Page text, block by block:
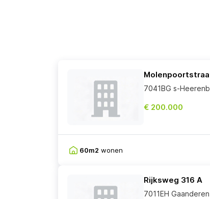
7041BG s-
€ 200.000
60m2 wonen
Rijksweg 316 A
7011EH Gaanderen